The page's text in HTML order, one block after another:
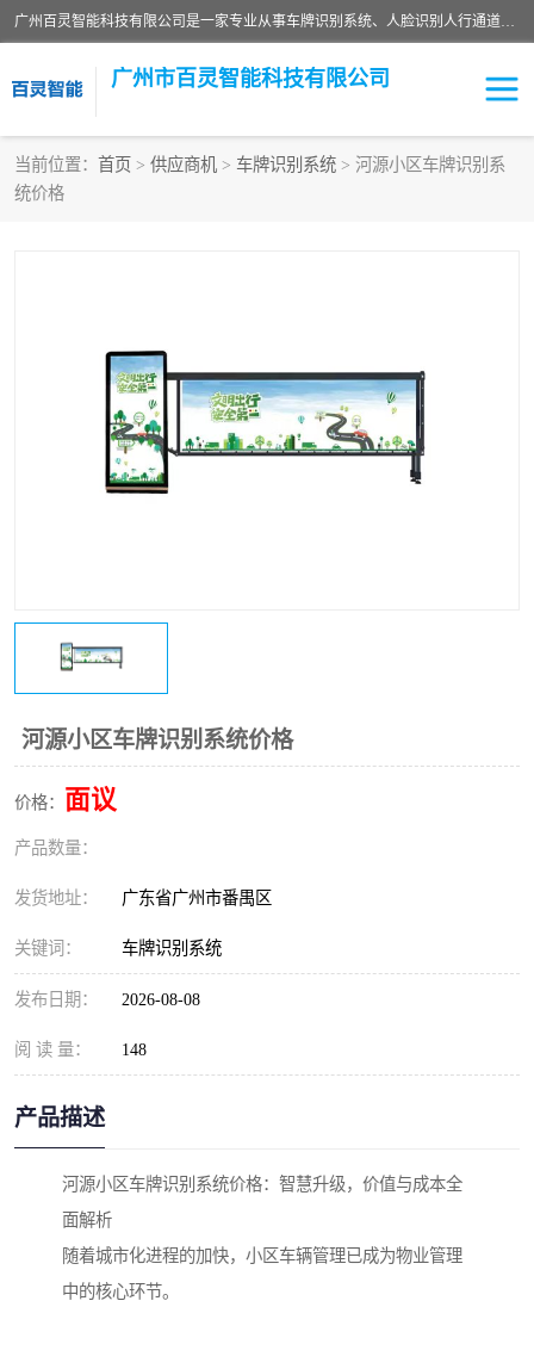
广州百灵智能科技有限公司是一家专业从事车牌识别系统、人脸识别人行通道、安防监控交通设施、停车场智能管理系统、停车场云平台、车牌识别一体机、自动道闸、通道设备、交通设施及交通划线等产品研发、生产和销售的高新技术企业。
广州市百灵智能科技有限公司
当前位置： 首页 > 供应商机 > 车牌识别系统 > 河源小区车牌识别系
统价格
河源小区车牌识别系统价格
价格： 面议
产品数量：
发货地址： 广东省广州市番禺区
关键词： 车牌识别系统
发布日期： 2026-08-08
阅 读 量： 148
产品描述
河源小区车牌识别系统价格：智慧升级，价值与成本全
面解析
随着城市化进程的加快，小区车辆管理已成为物业管理
中的核心环节。
安防监控红外报警系统